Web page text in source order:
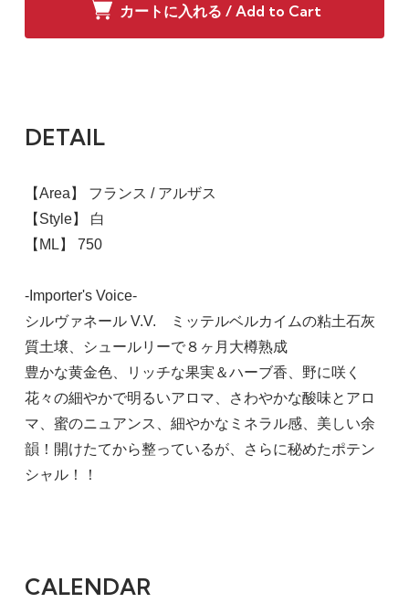
カートに入れる / Add to Cart
DETAIL
【Area】 フランス / アルザス
【Style】 白
【ML】 750
-Importer's Voice-
シルヴァネール V.V. ミッテルベルカイムの粘土石灰
質土壌、シュールリーで８ヶ月大樽熟成
豊かな黄金色、リッチな果実＆ハーブ香、野に咲く
花々の細やかで明るいアロマ、さわやかな酸味とアロ
マ、蜜のニュアンス、細やかなミネラル感、美しい余
韻！開けたてから整っているが、さらに秘めたポテン
シャル！！
CALENDAR